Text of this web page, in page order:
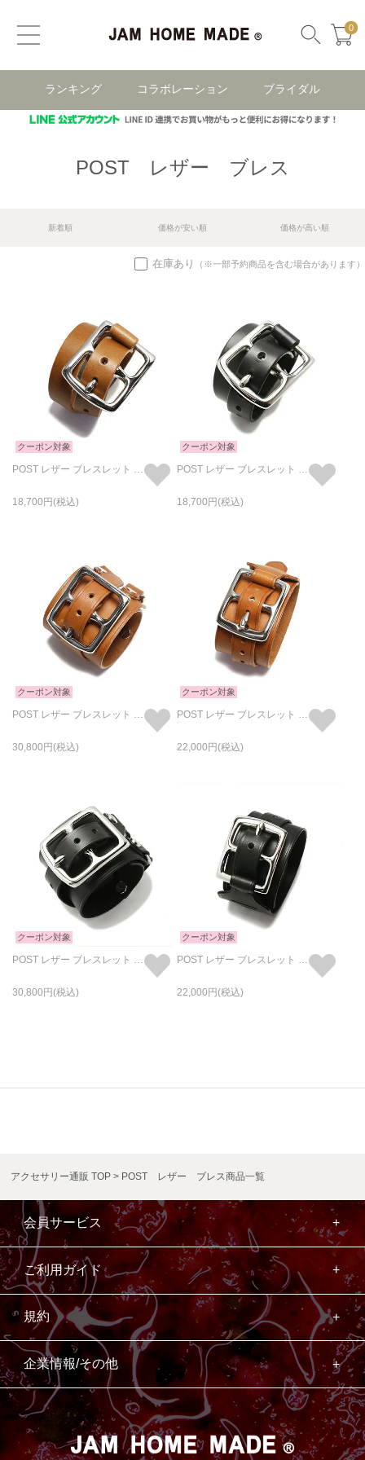
0
ランキング コラボレーション ブライダル
POST レザー ブレス
価格が安い順 価格が高い順
新着順
在庫あり （※一部予約商品を含む場合があります）
クーポン対象
POST レザー ブレスレット 2巻 -ブラウン
18,700
クーポン対象
POST レザー ブレスレット 2巻 -ブラック
18,700
クーポン対象
POST レザー ブレスレット ダブル -ブラウン
30,800
クーポン対象
POST レザー ブレスレット シングル -ブラウン
22,000
クーポン対象
POST レザー ブレスレット ダブル -ブラック
30,800
クーポン対象
POST レザー ブレスレット シングル -ブラック
22,000
アクセサリー通販 TOP POST レザー ブレス商品一覧
会員サービス
ご利用ガイド
規約
企業情報/その他